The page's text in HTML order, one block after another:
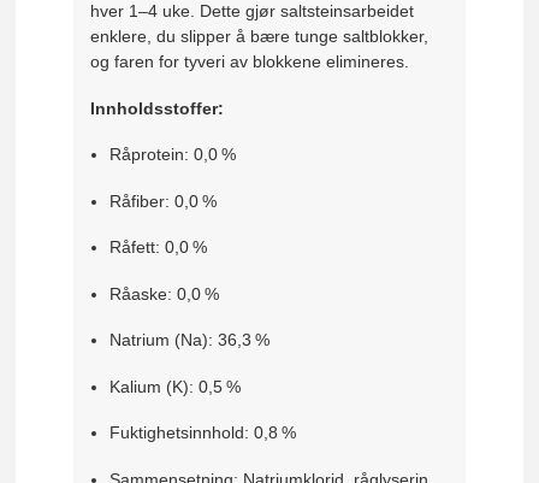
hver 1–4 uke. Dette gjør saltsteinsarbeidet
enklere, du slipper å bære tunge saltblokker,
og faren for tyveri av blokkene elimineres.
Innholdsstoffer:
Råprotein: 0,0 %
Råfiber: 0,0 %
Råfett: 0,0 %
Råaske: 0,0 %
Natrium (Na): 36,3 %
Kalium (K): 0,5 %
Fuktighetsinnhold: 0,8 %
Sammensetning: Natriumklorid, råglyserin,